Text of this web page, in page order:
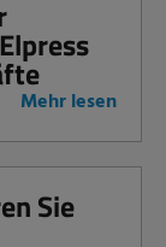
Mehr lesen
Sie